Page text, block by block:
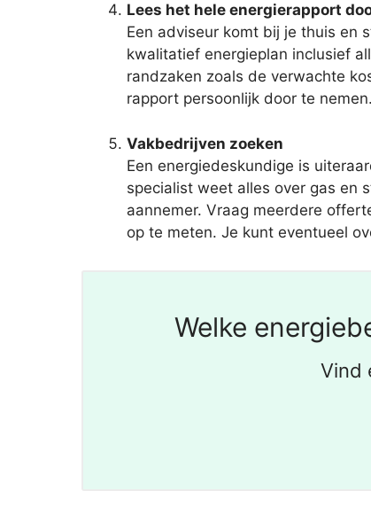
Lees het hele energierapport
Een adviseur komt bij je thuis en
kwalitatief energieplan inclusief
randzaken zoals de verwachte
rapport persoonlijk door te
Vakbedrijven zoeken
Een energiedeskundige is
specialist weet alles over gas en
aannemer. Vraag meerdere
op te meten. Je kunt eventueel
Welke
Vind